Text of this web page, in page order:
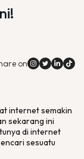
on
internet semakin
sekarang ini
di internet
sesuatu